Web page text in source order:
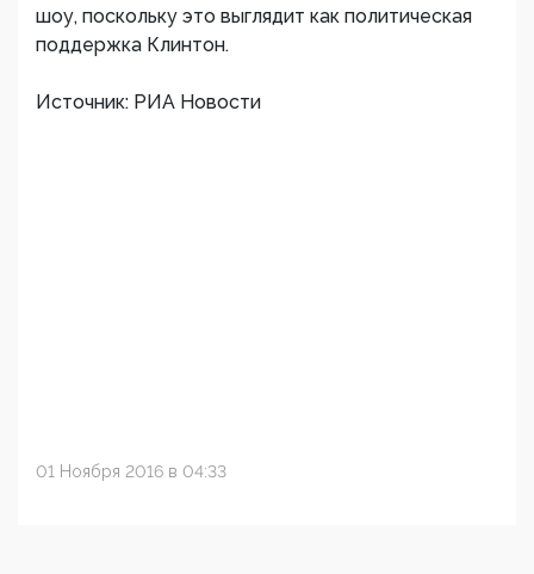
шоу, поскольку это выглядит как политическая
поддержка Клинтон.
Источник: РИА Новости
01 Ноября 2016 в 04:33